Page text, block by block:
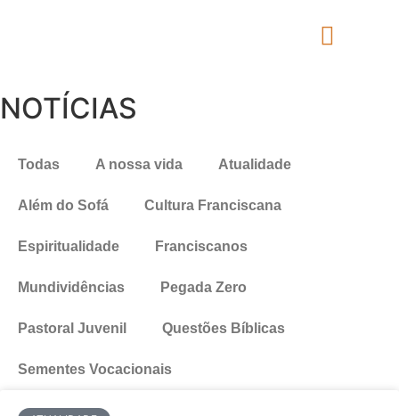
NOTÍCIAS
Todas A nossa vida Atualidade
Além do Sofá Cultura Franciscana
Espiritualidade Franciscanos
Mundividências Pegada Zero
Pastoral Juvenil Questões Bíblicas
Sementes Vocacionais